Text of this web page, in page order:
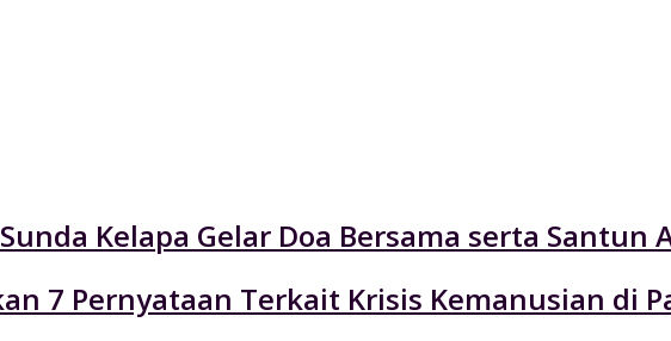
Kelapa Gelar Doa Bersama serta Santun
7 Pernyataan Terkait Krisis Kemanusian di